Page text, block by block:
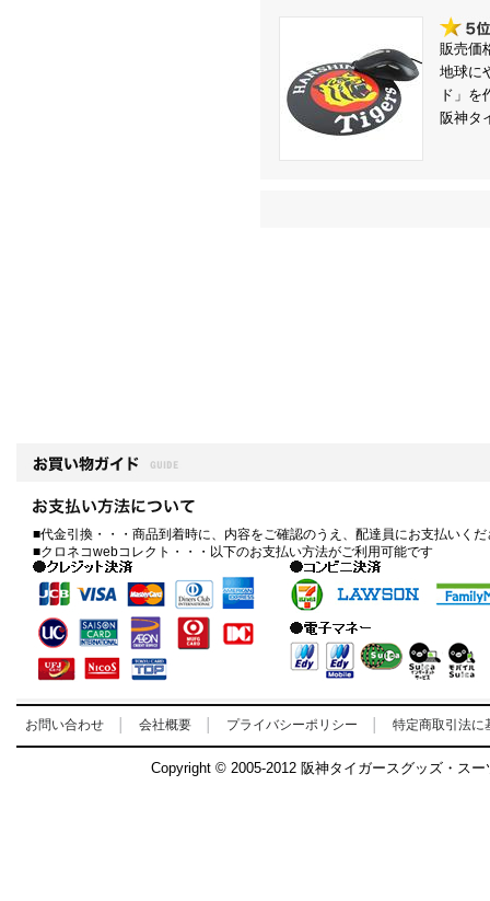
早急復帰に
テーラー虎
2024.08.09 ***夏季休暇
テーラー虎
2023.12.23 *** 年末年始
年始営業日の
只今、クリス
ミレニアム
販売価
地球に
ド」を
阪神タ
■代金引換・・・商品到着時に、内容をご確認のうえ、配達員にお支払いくだ
■クロネコwebコレクト・・・以下のお支払い方法がご利用可能です
お問い合わせ 会社概要 プライバシーポリシー 特定商取引法に
Copyright © 2005-2012 阪神タイガースグッズ・ス